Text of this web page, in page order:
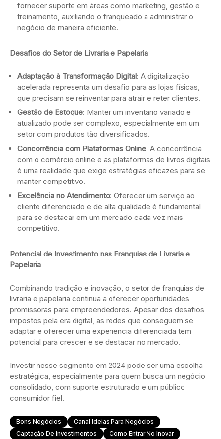
fornecer suporte em áreas como marketing, gestão e
treinamento, auxiliando o franqueado a administrar o
negócio de maneira eficiente.
Desafios do Setor de Livraria e Papelaria
Adaptação à Transformação Digital: A digitalização
acelerada representa um desafio para as lojas físicas,
que precisam se reinventar para atrair e reter clientes.
Gestão de Estoque: Manter um inventário variado e
atualizado pode ser complexo, especialmente em um
setor com produtos tão diversificados.
Concorrência com Plataformas Online: A concorrência
com o comércio online e as plataformas de livros digitais
é uma realidade que exige estratégias eficazes para se
manter competitivo.
Excelência no Atendimento: Oferecer um serviço ao
cliente diferenciado e de alta qualidade é fundamental
para se destacar em um mercado cada vez mais
competitivo.
Potencial de Investimento nas Franquias de Livraria e
Papelaria
Combinando tradição e inovação, o setor de franquias de
livraria e papelaria continua a oferecer oportunidades
promissoras para empreendedores. Apesar dos desafios
impostos pela era digital, as redes que conseguem se
adaptar e oferecer uma experiência diferenciada têm
potencial para crescer e se destacar no mercado.
Investir nesse segmento em 2024 pode ser uma escolha
estratégica, especialmente para quem busca um negócio
consolidado, com suporte estruturado e um público
consumidor fiel.
Bons Negócios
Canal Ideias Para Negócios
Captação De Investimentos
Como Entrar No Inovar